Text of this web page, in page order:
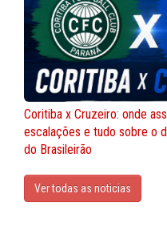
Coritiba x Cruzeiro: onde
escalações e tudo sobre o
do Brasileirão
Ver todas as noticias